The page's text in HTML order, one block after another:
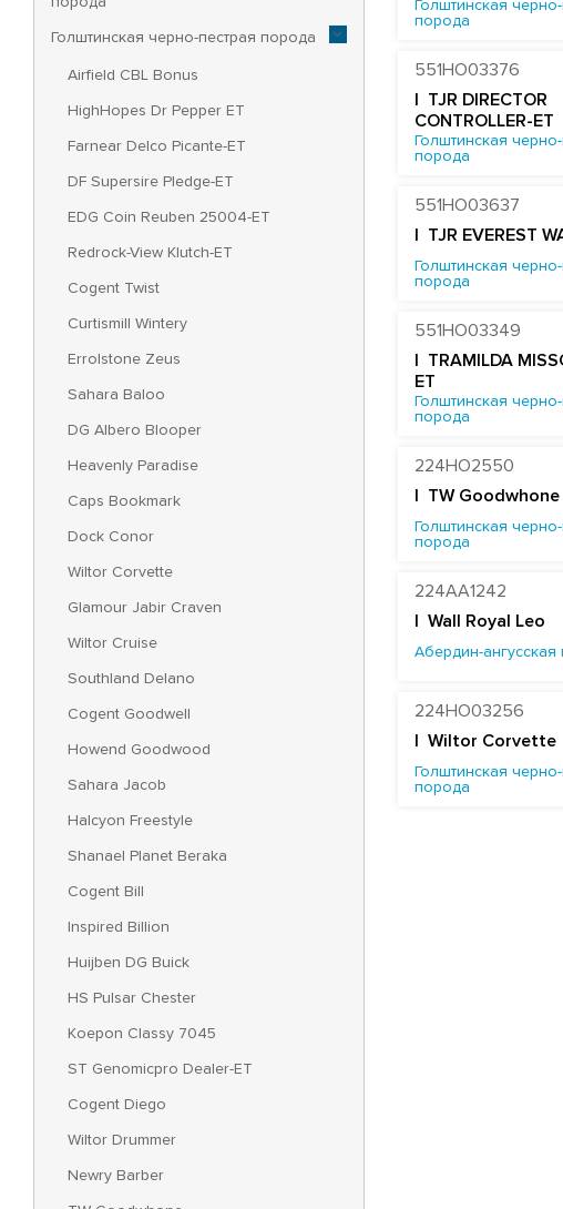
Голштинская черно-пестрая порода
Airfield CBL Bonus
HighHopes Dr Pepper ET
Farnear Delco Picante-ET
DF Supersire Pledge-ET
EDG Coin Reuben 25004-ET
Redrock-View Klutch-ET
Cogent Twist
Curtismill Wintery
Errolstone Zeus
Sahara Baloo
DG Albero Blooper
Heavenly Paradise
Caps Bookmark
Dock Conor
Wiltor Corvette
Glamour Jabir Craven
Wiltor Cruise
Southland Delano
Cogent Goodwell
Howend Goodwood
Sahara Jacob
Halcyon Freestyle
Shanael Planet Beraka
Cogent Bill
Inspired Billion
Huijben DG Buick
HS Pulsar Chester
Koepon Classy 7045
ST Genomicpro Dealer-ET
Cogent Diego
Wiltor Drummer
Newry Barber
Голштинская
порода
551HO03376
| TJR DIRECTOR
CONTROLLER-ET
Голштинская
порода
551HO03637
| TJR EVEREST
Голштинская
порода
551HO03349
| TRAMILDA
ET
Голштинская
порода
224HO2550
TW Goodwhone
Голштинская
порода
224AA1242
| Wall Royal Leo
Абердин-ангусская
224HO03256
| Wiltor Corvette
Голштинская
порода